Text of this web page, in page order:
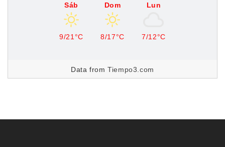
Sáb
9/21°C
Dom
8/17°C
Lun
7/12°C
Data fromTiempo3.com